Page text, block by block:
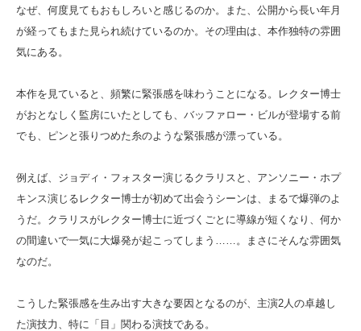
なぜ、何度見てもおもしろいと感じるのか。また、公開から長い年月
が経ってもまた見られ続けているのか。その理由は、本作独特の雰囲
気にある。
本作を見ていると、頻繁に緊張感を味わうことになる。レクター博士
がおとなしく監房にいたとしても、バッファロー・ビルが登場する前
でも、ピンと張りつめた糸のような緊張感が漂っている。
例えば、ジョディ・フォスター演じるクラリスと、アンソニー・ホプ
キンス演じるレクター博士が初めて出会うシーンは、まるで爆弾のよ
うだ。クラリスがレクター博士に近づくごとに導線が短くなり、何か
の間違いで一気に大爆発が起こってしまう……。まさにそんな雰囲気
なのだ。
こうした緊張感を生み出す大きな要因となるのが、主演2人の卓越し
た演技力、特に「目」関わる演技である。